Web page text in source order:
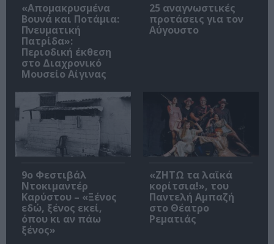
«Απομακρυσμένα
Βουνά και Ποτάμια:
Πνευματική
Πατρίδα»:
Περιοδική έκθεση
στο Διαχρονικό
Μουσείο Αίγινας
25 αναγνωστικές
προτάσεις για τον
Αύγουστο
9ο Φεστιβάλ
Ντοκιμαντέρ
Καρύστου – «Ξένος
εδώ, ξένος εκεί,
όπου κι αν πάω
ξένος»
«ΖΗΤΩ τα λαϊκά
κορίτσια!», του
Παντελή Αμπαζή
στο Θέατρο
Ρεματιάς